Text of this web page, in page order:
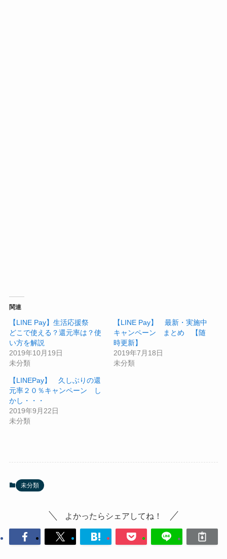
関連
【LINE Pay】生活応援祭
どこで使える？還元率は？使
い方を解説
2019年10月19日
未分類
【LINE Pay】 最新・実施中
キャンペーン まとめ 【随
時更新】
2019年7月18日
未分類
【LINEPay】 久しぶりの還
元率２０％キャンペーン し
かし・・・
2019年9月22日
未分類
未分類
よかったらシェアしてね！